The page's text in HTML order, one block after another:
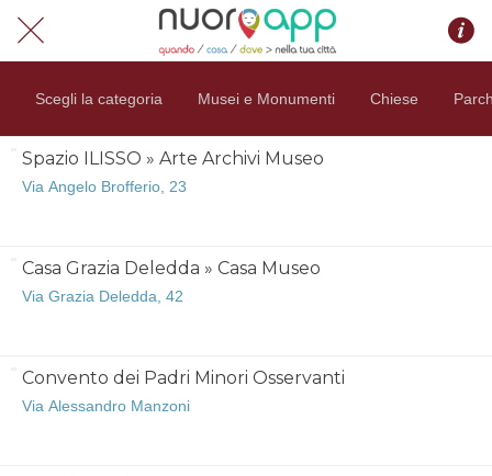
Scegli la categoria Musei e Monumenti Chiese
Spazio ILISSO » Arte Archivi Museo
Via Angelo Brofferio, 23
Casa Grazia Deledda » Casa Museo
Via Grazia Deledda, 42
Convento dei Padri Minori Osservanti
Via Alessandro Manzoni